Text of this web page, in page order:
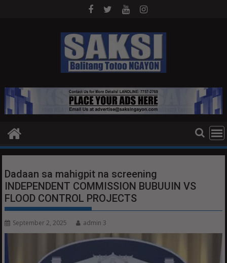
Dadaan sa mahigpit na screening
INDEPENDENT COMMISSION BUBUUIN VS
FLOOD CONTROL PROJECTS
September 2, 2025 admin 3